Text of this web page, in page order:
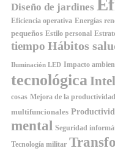
Diseño de jardines
Eficiencia operativa Energías
pequeños Estilo personal
tiempo Hábitos
Iluminación LED Impacto
tecnológica
cosas Mejora de la productividad
multifuncionales
mental Seguridad
Tecnología militar